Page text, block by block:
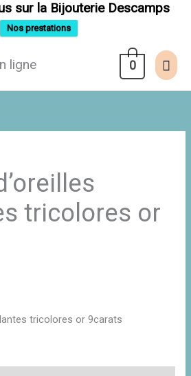
sur la Bijouterie Descamps
Nos prestations
ligne 0
tricolores or
tricolores or 9carats